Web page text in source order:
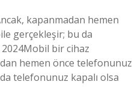
kapanmadan hemen
gerçekleşir; bu da
2024Mobil bir cihaz
hemen önce telefonunuz
telefonunuz kapalı olsa